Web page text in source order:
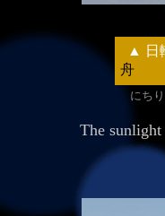
▲ 日
舟
にち
The